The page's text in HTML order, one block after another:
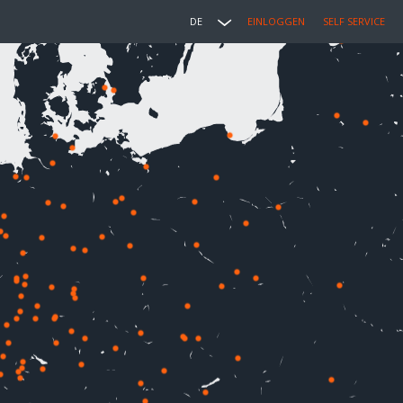
DE EINLOGGEN SELF SERVICE